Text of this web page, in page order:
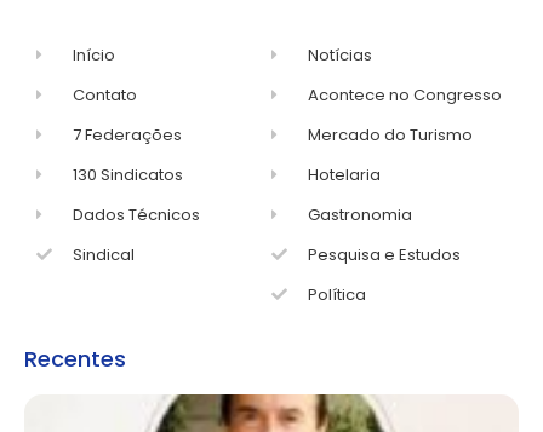
Início
Contato
7 Federações
130 Sindicatos
Dados Técnicos
Sindical
Notícias
Acontece no Congresso
Mercado do Turismo
Hotelaria
Gastronomia
Pesquisa e Estudos
Política
Recentes